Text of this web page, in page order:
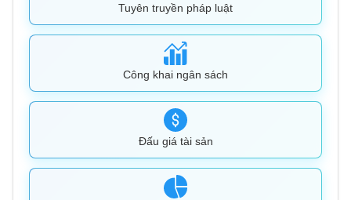
Tuyên truyền pháp luật
Công khai ngân sách
Đấu giá tài sản